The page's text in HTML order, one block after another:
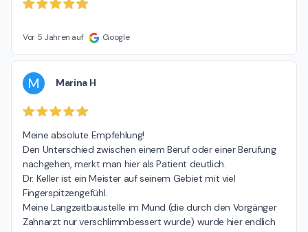
Vor 5 Jahren auf Google
M Marina H
Meine absolute Empfehlung!
Den Unterschied zwischen einem Beruf oder einer Berufung
nachgehen, merkt man hier als Patient deutlich.
Dr. Keller ist ein Meister auf seinem Gebiet mit viel
Fingerspitzengefühl.
Meine Langzeitbaustelle im Mund (die durch den Vorgänger
Zahnarzt nur verschlimmbessert wurde) wurde hier endlich